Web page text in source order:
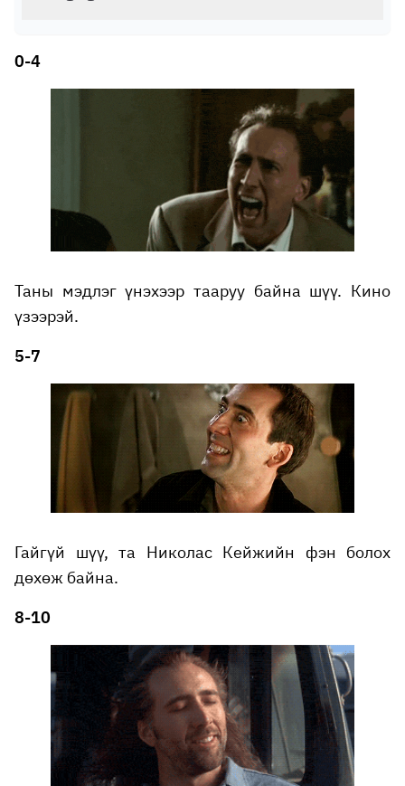
0-4
Таны мэдлэг үнэхээр тааруу байна шүү. Кино
үзээрэй.
5-7
Гайгүй шүү, та Николас Кейжийн фэн болох
дөхөж байна.
8-10